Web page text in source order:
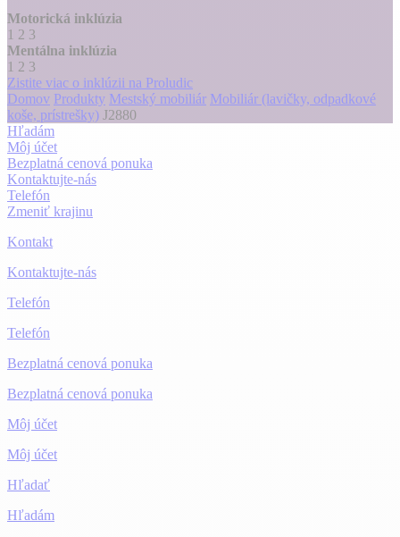
Motorická inklúzia
1 2 3
Mentálna inklúzia
1 2 3
Zistite viac o inklúzii na Proludic
Domov Produkty Mestský mobiliár Mobiliár (lavičky, odpadkové
koše, prístrešky) J2880
Hľadám
Môj účet
Bezplatná cenová ponuka
Kontaktujte-nás
Telefón
Zmeniť krajinu
Kontakt
Kontaktujte-nás
Telefón
Telefón
Bezplatná cenová ponuka
Bezplatná cenová ponuka
Môj účet
Môj účet
Hľadať
Hľadám